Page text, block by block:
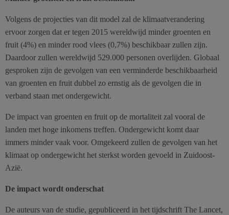
Volgens de projecties van dit model zal de klimaatverandering
ervoor zorgen dat er tegen 2015 wereldwijd minder groenten en
fruit (4%) en minder rood vlees (0,7%) beschikbaar zullen zijn.
Daardoor zullen wereldwijd 529.000 personen overlijden. Globaal
gesproken zijn de gevolgen van een verminderde beschikbaarheid
van groenten en fruit dubbel zo ernstig als de gevolgen die in
verband staan met ondergewicht.
De impact van groenten en fruit op de mortaliteit zal vooral de
landen met hoge inkomens treffen. Ondergewicht komt daar
immers minder vaak voor. Omgekeerd zullen de gevolgen van het
klimaat op ondergewicht het sterkst worden gevoeld in Zuidoost-
Azië.
De impact wordt onderschat
De auteurs van de studie, gepubliceerd in het tijdschrift The Lancet,